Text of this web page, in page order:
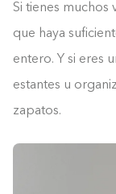
Si tienes muchos
que haya
entero. Y si eres
estantes u
zapatos.